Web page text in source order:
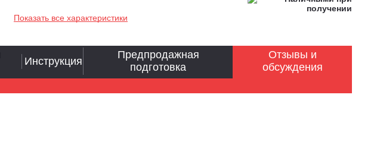
Показать все характеристики
Инструкция
Предпродажная
подготовка
Отзывы и
обсуждения